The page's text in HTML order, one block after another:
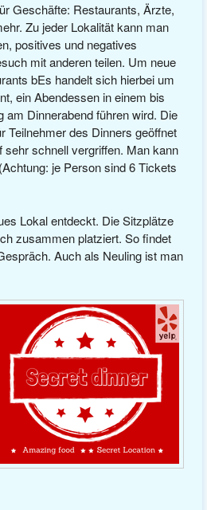
Geschäfte: Restaurants, Ärzte,
Zu jeder Lokalität kann man
positives und negatives
mit anderen teilen. Um neue
bEs handelt sich hierbei um
ein Abendessen in einem bis
Dinnerabend führen wird. Die
Teilnehmer des Dinners geöffnet
schnell vergriffen. Man kann
je Person sind 6 Tickets
Lokal entdeckt. Die Sitzplätze
zusammen platziert. So findet
Auch als Neuling ist man